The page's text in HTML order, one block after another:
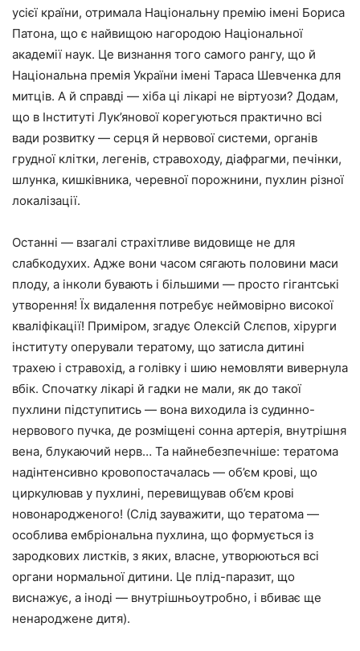
усієї країни, отримала Національну премію імені Бориса
Патона, що є найвищою нагородою Національної
академії наук. Це визнання того самого рангу, що й
Національна премія України імені Тараса Шевченка для
митців. А й справді — хіба ці лікарі не віртуози? Додам,
що в Інституті Лук’янової корегуються практично всі
вади розвитку — серця й нервової системи, органів
грудної клітки, легенів, стравоходу, діафрагми, печінки,
шлунка, кишківника, черевної порожнини, пухлин різної
локалізації.
Останні — взагалі страхітливе видовище не для
слабкодухих. Адже вони часом сягають половини маси
плоду, а інколи бувають і більшими — просто гігантські
утворення! Їх видалення потребує неймовірно високої
кваліфікації! Приміром, згадує Олексій Слєпов, хірурги
інституту оперували тератому, що затисла дитині
трахею і стравохід, а голівку і шию немовляти вивернула
вбік. Спочатку лікарі й гадки не мали, як до такої
пухлини підступитись — вона виходила із судинно-
нервового пучка, де розміщені сонна артерія, внутрішня
вена, блукаючий нерв… Та найнебезпечніше: тератома
надінтенсивно кровопостачалась — об’єм крові, що
циркулював у пухлині, перевищував об’єм крові
новонародженого! (Слід зауважити, що тератома —
особлива ембріональна пухлина, що формується із
зародкових листків, з яких, власне, утворюються всі
органи нормальної дитини. Це плід-паразит, що
виснажує, а іноді — внутрішньоутробно, і вбиває ще
ненароджене дитя).